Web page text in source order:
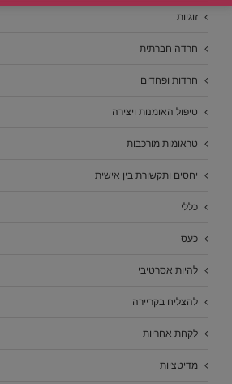
זוגיות
חרדה חברתית
חרדות ופחדים
טיפול האומנות ויצירה
טראומות מורכבות
יחסים ותקשורת בין אישית
כללי
כעס
להיות אסרטיבי
להצליח בקריירה
לקחת אחריות
מדיטציות